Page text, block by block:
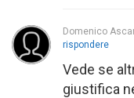
Domenico
rispondere
Vede se
giustifica